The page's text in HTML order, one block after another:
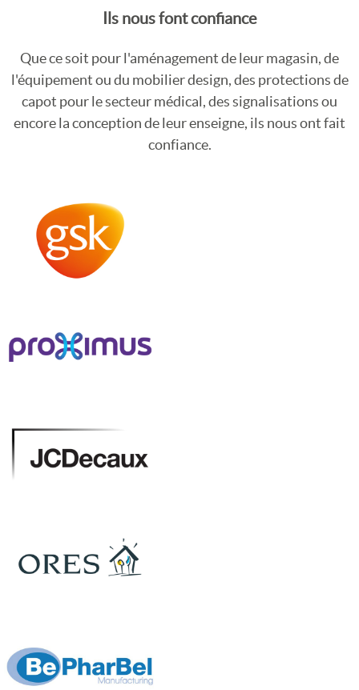
Ils nous font confiance
Que ce soit pour l'aménagement de leur magasin, de
l'équipement ou du mobilier design, des protections de
capot pour le secteur médical, des signalisations ou
encore la conception de leur enseigne, ils nous ont fait
confiance.